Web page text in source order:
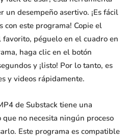
un desempeño asertivo. ¡Es fácil
con este programa! Copie el
péguelo en el cuadro en
haga clic en el botón
y ¡listo! Por lo tanto, es
y videos rápidamente.
de Substack tiene una
no necesita ningún proceso
Este programa es compatible